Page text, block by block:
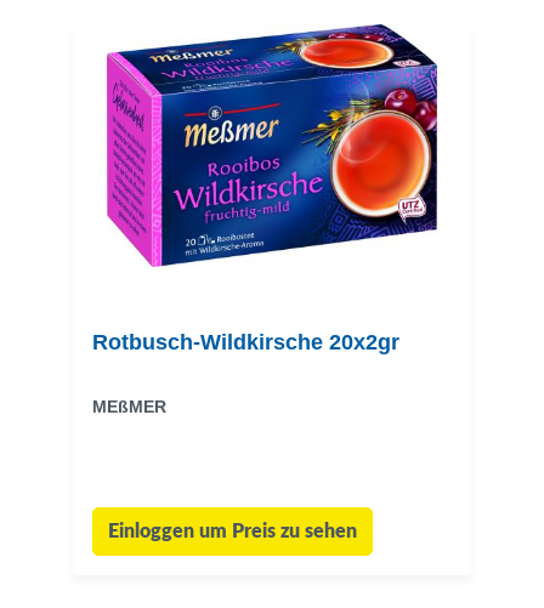
Rotbusch-Wildkirsche 20x2gr
MEßMER
Einloggen um Preis zu sehen